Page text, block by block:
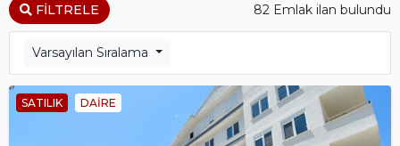
FILTRELE 82 Emlak ilan bulundu
Varsayılan Sıralama
SATILIK DAIRE